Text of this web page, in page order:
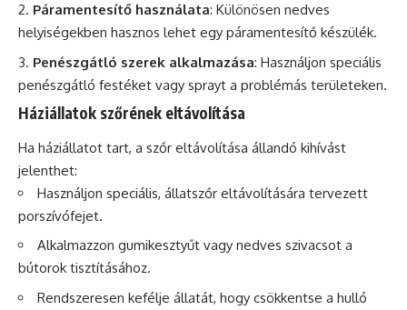
Páramentesítő használata: Különösen nedves
helyiségekben hasznos lehet egy páramentesítő készülék.
Penészgátló szerek alkalmazása: Használjon speciális
penészgátló festéket vagy sprayt a problémás területeken.
Háziállatok szőrének eltávolítása
Ha háziállatot tart, a szőr eltávolítása állandó kihívást
jelenthet:
Használjon speciális, állatszőr eltávolítására tervezett
porszívófejet.
Alkalmazzon gumikesztyűt vagy nedves szivacsot a
bútorok tisztításához.
Rendszeresen kefélje állatát, hogy csökkentse a hulló